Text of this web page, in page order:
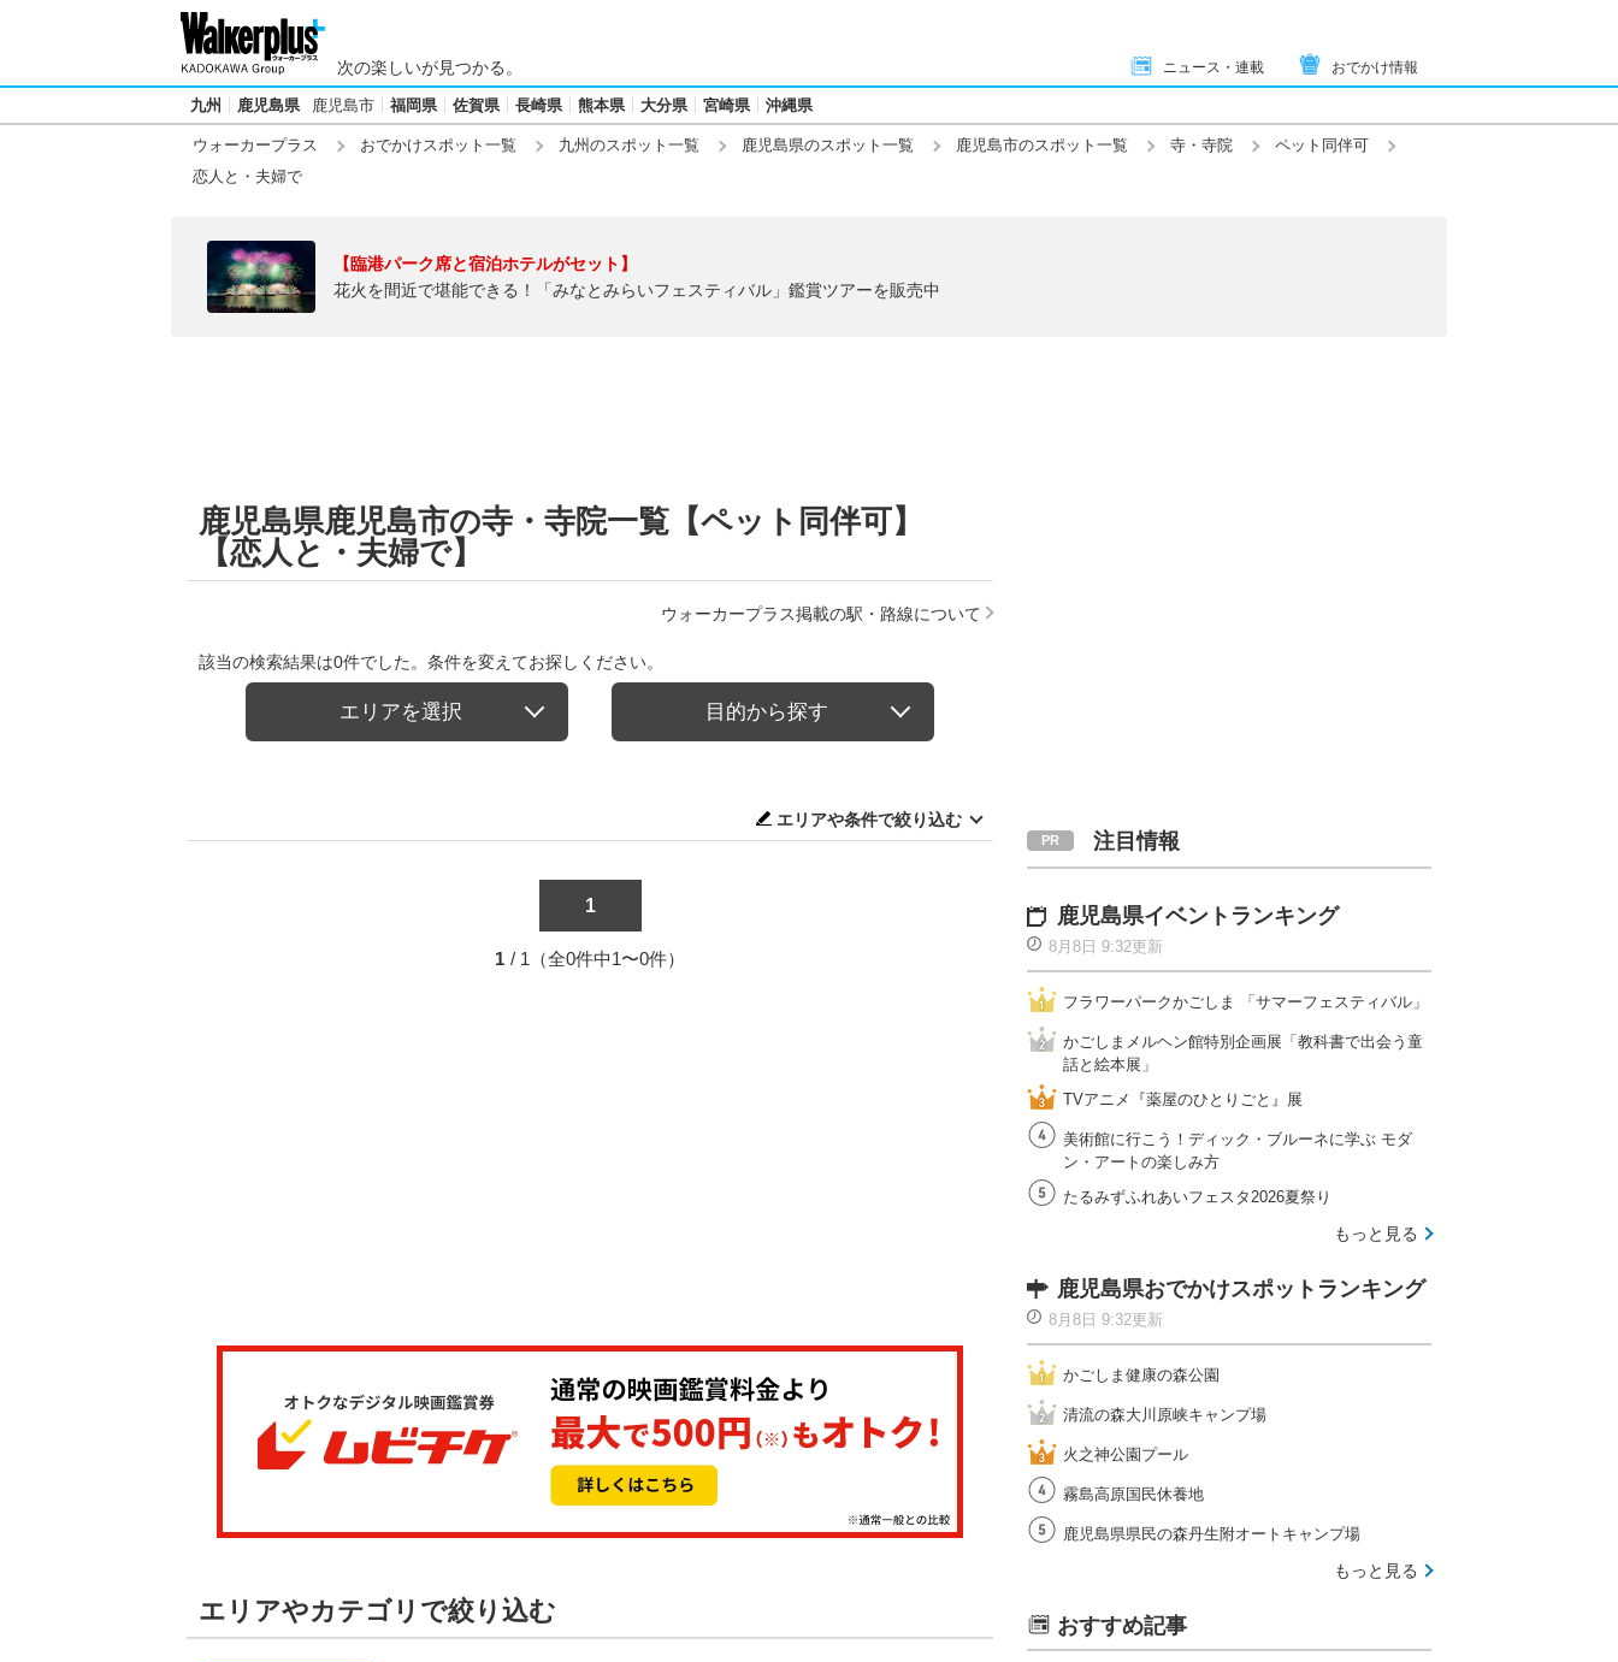
次の楽しいが見つかる。 ニュース・連載 おでかけ情報
九州 鹿児島県 鹿児島市 福岡県 佐賀県 長崎県 熊本県 大分県 宮崎県 沖縄県
ウォーカープラス おでかけスポット一覧 九州のスポット一覧 鹿児島県のスポット一覧 鹿児島市のスポット一覧 寺・寺院
ペット同伴可
恋人と・夫婦で
【臨港パーク席と宿泊ホテルがセット】
花火を間近で堪能できる！「みなとみらいフェスティバル」鑑賞ツアーを販売中
鹿児島県鹿児島市の寺・寺院一覧【ペット同伴可】
【恋人と・夫婦で】
ウォーカープラス掲載の駅・路線について
該当の検索結果は0件でした。条件を変えてお探しください。
エリアを選択 目的から探す
エリアや条件で絞り込む
1
1 / 1（全0件中1〜0件）
エリアやカテゴリで絞り込む
注目情報
鹿児島県イベントランキング
8月8日 9:32更新
フラワーパークかごしま 「サマーフェスティバル」
かごしまメルヘン館特別企画展「教科書で出会う童
話と絵本展」
TVアニメ『薬屋のひとりごと』展
美術館に行こう！ディック・ブルーネに学ぶ モダ
ン・アートの楽しみ方
たるみずふれあいフェスタ2026夏祭り
もっと見る
鹿児島県おでかけスポットランキング
8月8日 9:32更新
かごしま健康の森公園
清流の森大川原峡キャンプ場
火之神公園プール
霧島高原国民休養地
鹿児島県県民の森丹生附オートキャンプ場
もっと見る
おすすめ記事